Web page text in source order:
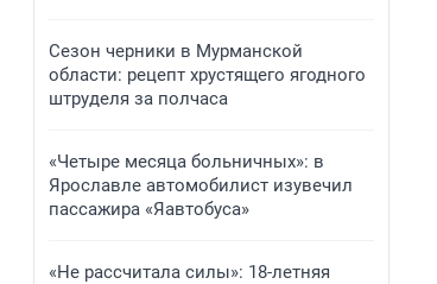
Сезон черники в Мурманской
области: рецепт хрустящего ягодного
штруделя за полчаса
«Четыре месяца больничных»: в
Ярославле автомобилист изувечил
пассажира «Яавтобуса»
«Не рассчитала силы»: 18-летняя